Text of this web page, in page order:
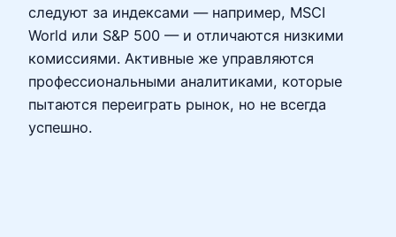
следуют за индексами — например, MSCI
World или S&P 500 — и отличаются низкими
комиссиями. Активные же управляются
профессиональными аналитиками, которые
пытаются переиграть рынок, но не всегда
успешно.